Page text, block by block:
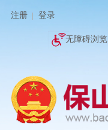
注册 登录
无障碍浏览